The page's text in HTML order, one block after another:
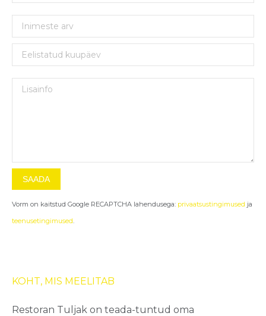
Vorm on kaitstud Google RECAPTCHA lahendusega: privaatsustingimused ja
teenusetingimused.
KOHT, MIS MEELITAB
Restoran Tuljak on teada-tuntud oma